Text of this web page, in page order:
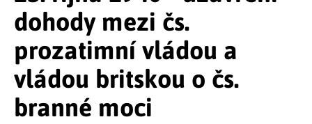
dohody mezi čs.
prozatimní vládou a
vládou britskou o čs.
branné moci